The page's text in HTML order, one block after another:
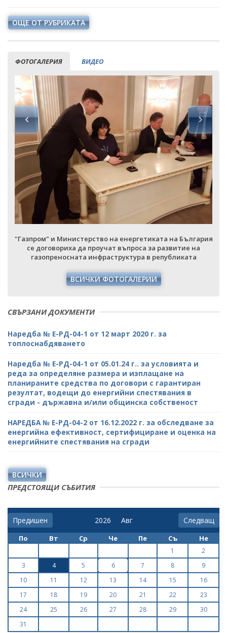
ОЩЕ ОТ РУБРИКАТА
ФОТОГАЛЕРИЯ ВИДЕО
"Газпром" и Министерство на енергетиката на България
се договориха да проучат въпроса за развитие на
газопреносната инфраструктура в републиката
ВСИЧКИ ФОТОГАЛЕРИИ
СВЪРЗАНИ ДОКУМЕНТИ
Наредба № Е-РД-04-1 от 12 март 2020 г. за
топлоснабдяването
Наредба № Е-РД-04-1 от 05.01.24 г.. за условията и
реда за определяне размера и изплащане на
планираните средства по договори с гарантиран
резултат, водещи до енергийни спестявания в
сгради - държавна и/или общинска собственост
НАРЕДБА № Е-РД-04-2 от 16.12.2022 г. за обследване за
енергийна ефективност, сертифициране и оценка на
енергийните спестявания на сгради
ВСИЧКИ
ПРЕДСТОЯЩИ СЪБИТИЯ
Предишен Следващ
По Вт Ср Че Пе Съ Не
1
2
3
4 5 6 7 8
9
10
11 12 13 14 15
16
17
18 19 20 21 22
23
24
25 26 27 28 29
30
31